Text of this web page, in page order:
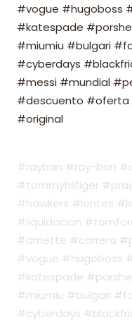
#vogue #hugoboss
#katespade
#miumiu #bulgari
#cyberdays
#messi #mundial
#descuento #oferta
#original
#rayban #ray-ban
#tommyhilfiger
#hawkers #lentes
#liquidacion
#arnette #carrera
#vogue #hugoboss
#katespade
#miumiu #bulgari
#cyberdays